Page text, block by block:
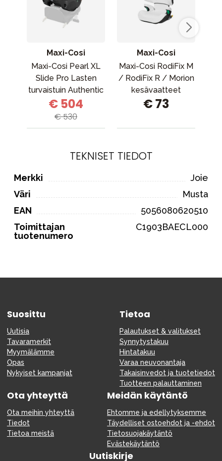
Maxi-Cosi
Maxi-Cosi Pearl XL
Slide Pro Lasten
turvaistuin Authentic
Black
€ 504
€ 530
Maxi-Cosi
Maxi-Cosi RodiFix M
/ RodiFix R / Morion
kesävaatteet
Luomupuuvillaa
€ 73
TEKNISET TIEDOT
Merkki
Joie
Väri
Musta
EAN
5056080620510
Toimittajan
tuotenumero
C1903BAECL000
Suosittu
Uutisia
Tavaramerkit
Myymälämme
Opas
Nykyiset kampanjat
Tietoa
Palautukset & valitukset
Synnytystakuu
Hintatakuu
Varaa neuvonantaja
Takaisinvedot ja tuotetiedot
Tuotteen palauttaminen
Ota yhteyttä
Ota meihin yhteyttä
Tiedot
Tietoa meistä
Meidän käytäntö
Ehtomme ja edellytyksemme
Täydelliset ostoehdot ja -ehdot
Tietosuojakäytäntö
Evästekäytäntö
Uutiskirje